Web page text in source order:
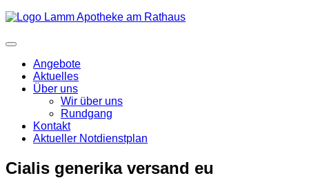
Angebote
Aktuelles
Über uns
Wir über uns
Rundgang
Kontakt
Aktueller Notdienstplan
Cialis generika versand eu